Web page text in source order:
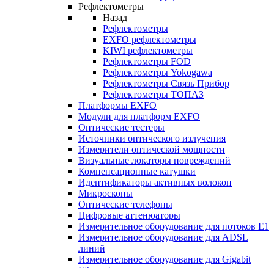
Рефлектометры
Назад
Рефлектометры
EXFO рефлектометры
KIWI рефлектометры
Рефлектометры FOD
Рефлектометры Yokogawa
Рефлектометры Связь Прибор
Рефлектометры ТОПАЗ
Платформы EXFO
Модули для платформ EXFO
Оптические тестеры
Источники оптического излучения
Измерители оптической мощности
Визуальные локаторы повреждений
Компенсационные катушки
Идентификаторы активных волокон
Микроскопы
Оптические телефоны
Цифровые аттенюаторы
Измерительное оборудование для потоков Е1
Измерительное оборудование для ADSL
линий
Измерительное оборудование для Gigabit